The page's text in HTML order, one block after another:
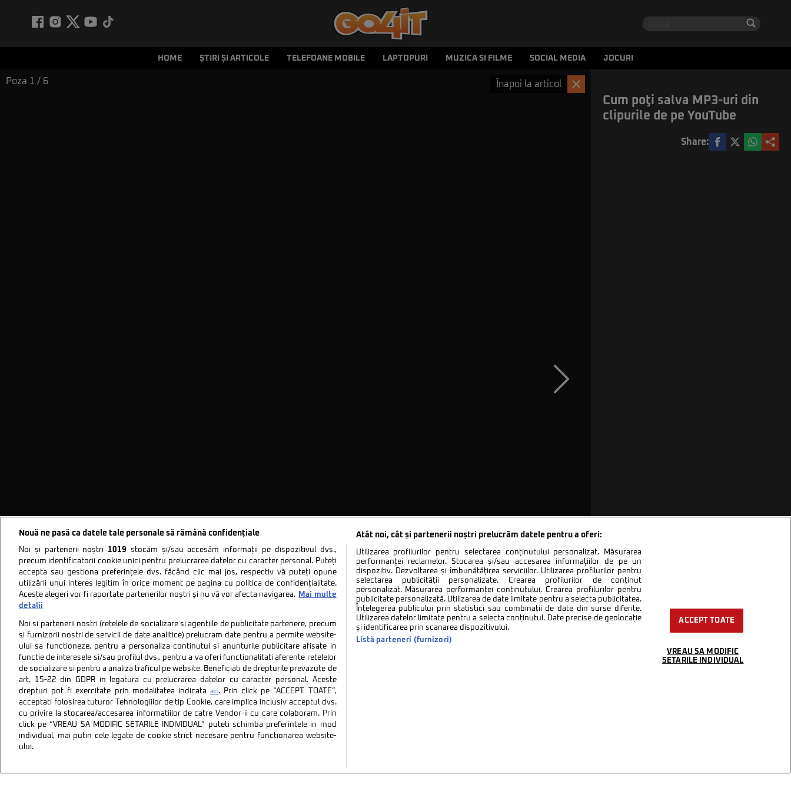
HOME ȘTIRI ȘI ARTICOLE TELEFOANE MOBILE LAPTOPURI MUZICA SI FILME SOCIAL MEDIA JOCURI
Poza 1 / 6 Înapoi la articol
Cum poţi salva MP3-uri din
clipurile de pe YouTube
Share:
Politica de confidentialitate Politica de cookies
Nouă ne pasă ca datele tale personale să rămână confidențiale
Noi și partenerii noștri 1019 stocăm și/sau accesăm informații pe dispozitivul dvs.,
precum identificatorii cookie unici pentru prelucrarea datelor cu caracter personal. Puteți
accepta sau gestiona preferințele dvs. făcând clic mai jos, respectiv vă puteți opune
utilizării unui interes legitim în orice moment pe pagina cu politica de confidențialitate.
Aceste alegeri vor fi raportate partenerilor noștri și nu vă vor afecta navigarea.
Mai multe
detalii
Noi si partenerii nostri (retelele de socializare si agentiile de publicitate partenere, precum
si furnizorii nostri de servicii de date analitice) prelucram date pentru a permite website-
ului sa functioneze, pentru a personaliza continutul si anunturile publicitare afisate in
functie de interesele si/sau profilul dvs., pentru a va oferi functionalitati aferente retelelor
de socializare si pentru a analiza traficul pe website. Beneficiati de drepturile prevazute de
art. 15-22 din GDPR in legatura cu prelucrarea datelor cu caracter personal. Aceste
drepturi pot fi exercitate prin modalitatea indicata
aici. Prin click pe “ACCEPT TOATE”,
acceptati folosirea tuturor Tehnologiilor de tip Cookie, care implica inclusiv acceptul dvs.
cu privire la stocarea/accesarea informatiilor de catre Vendor-ii cu care colaboram. Prin
click pe “VREAU SA MODIFIC SETARILE INDIVIDUAL” puteti schimba preferintele in mod
individual, mai putin cele legate de cookie strict necesare pentru functionarea website-
ului.
Atât noi, cât și partenerii noștri prelucrăm datele pentru a oferi:
Utilizarea profilurilor pentru selectarea conținutului personalizat. Măsurarea
performanței reclamelor. Stocarea și/sau accesarea informațiilor de pe un
dispozitiv. Dezvoltarea și îmbunătățirea serviciilor. Utilizarea profilurilor pentru
selectarea publicității personalizate. Crearea profilurilor de conținut
personalizat. Măsurarea performanței conținutului. Crearea profilurilor pentru
publicitate personalizată. Utilizarea de date limitate pentru a selecta publicitatea.
Înțelegerea publicului prin statistici sau combinații de date din surse diferite.
Utilizarea datelor limitate pentru a selecta conținutul. Date precise de geolocație
și identificarea prin scanarea dispozitivului.
Listă parteneri (furnizori)
ACCEPT TOATE
VREAU SA MODIFIC
SETARILE INDIVIDUAL